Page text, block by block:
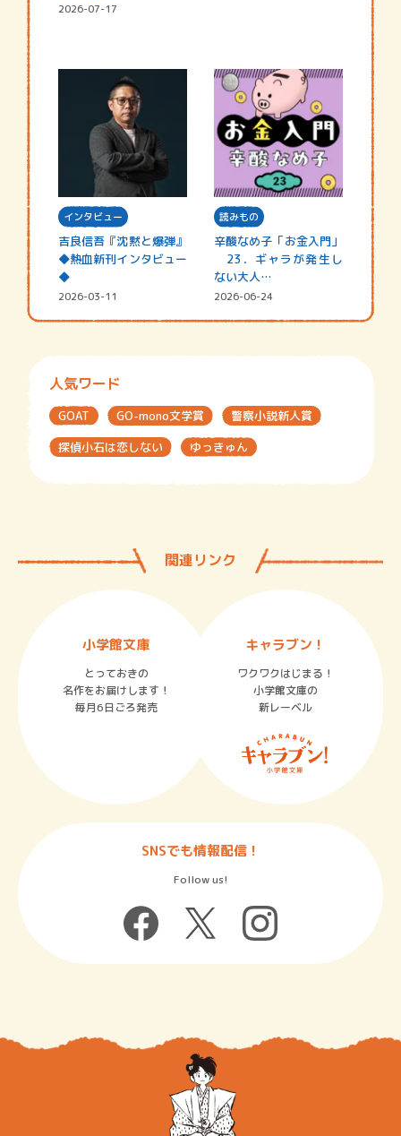
2026-07-17
インタビュー
吉良信吾『沈黙と爆弾』
◆熱血新刊インタビュー
◆
2026-03-11
読みもの
辛酸なめ子「お金入門」
23．ギャラが発生し
ない大人…
2026-06-24
人気ワード
GOAT GO-mono文学賞
警察小説新人賞
探偵小石は恋しない
ゆっきゅん
関連リンク
小学館文庫
とっておきの
名作をお届けします！
毎月6日ごろ発売
キャラブン！
ワクワクはじまる！
小学館文庫の
新レーベル
SNSでも情報配信！
Follow us!